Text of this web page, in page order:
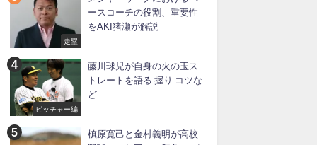
走塁
ースコーチの役割、重要性
をAKI猪瀬が解説
ピッチャー編
藤川球児が自身の火の玉ス
トレートを語る 握り コツな
ど
槙原寛己と金村義明が高校